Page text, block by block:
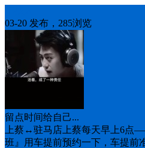
03-20 发布，285浏览
留点时间给自己...
上蔡↔️驻马店上蔡每天早上6点
班』用车提前预约一下，车提前